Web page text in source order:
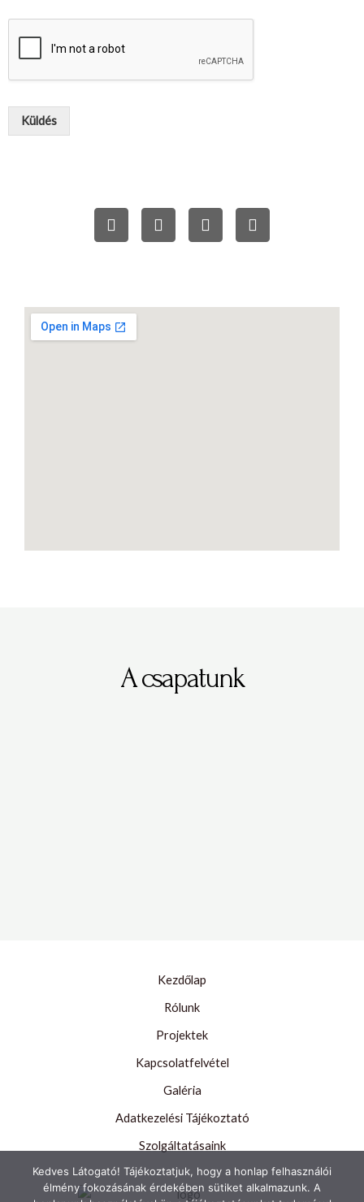
Küldés
A csapatunk
Kezdőlap
Rólunk
Projektek
Kapcsolatfelvétel
Galéria
Adatkezelési Tájékoztató
Szolgáltatásaink
Kedves Látogató! Tájékoztatjuk, hogy a honlap felhasználói
élmény fokozásának érdekében sütiket alkalmazunk. A